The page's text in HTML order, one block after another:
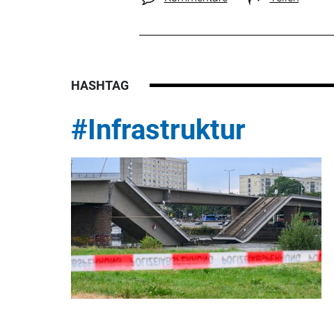
HASHTAG
#Infrastruktur